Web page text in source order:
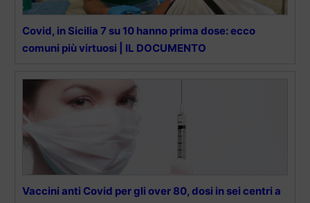
Covid, in Sicilia 7 su 10 hanno prima dose: ecco
comuni più virtuosi | IL DOCUMENTO
Vaccini anti Covid per gli over 80, dosi in sei centri a